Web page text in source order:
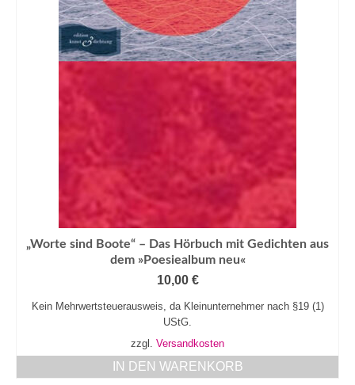
„Worte sind Boote“ – Das Hörbuch mit Gedichten aus
dem »Poesiealbum neu«
10,00 €
Kein Mehrwertsteuerausweis, da Kleinunternehmer nach §19 (1)
UStG.
zzgl. Versandkosten
IN DEN WARENKORB